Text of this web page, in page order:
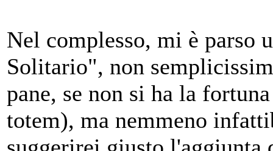
Nel complesso, mi è parso
Solitario", non
pane, se non si ha la
totem), ma nemmeno